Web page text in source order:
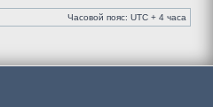
Часовой пояс: UTC + 4 часа